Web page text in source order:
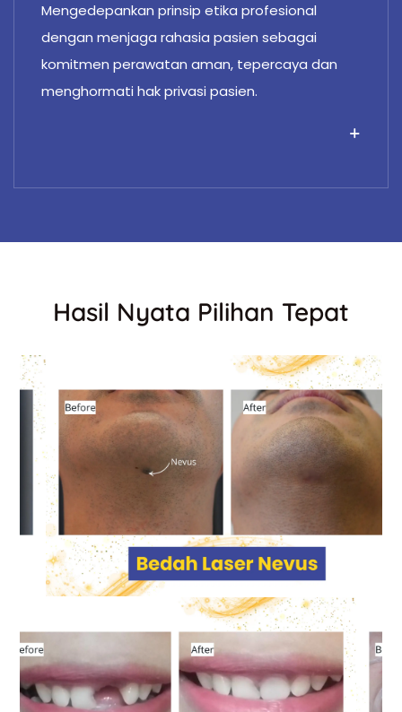
Mengedepankan prinsip etika profesional
dengan menjaga rahasia pasien sebagai
komitmen perawatan aman, tepercaya dan
menghormati hak privasi pasien.
Hasil Nyata Pilihan Tepat